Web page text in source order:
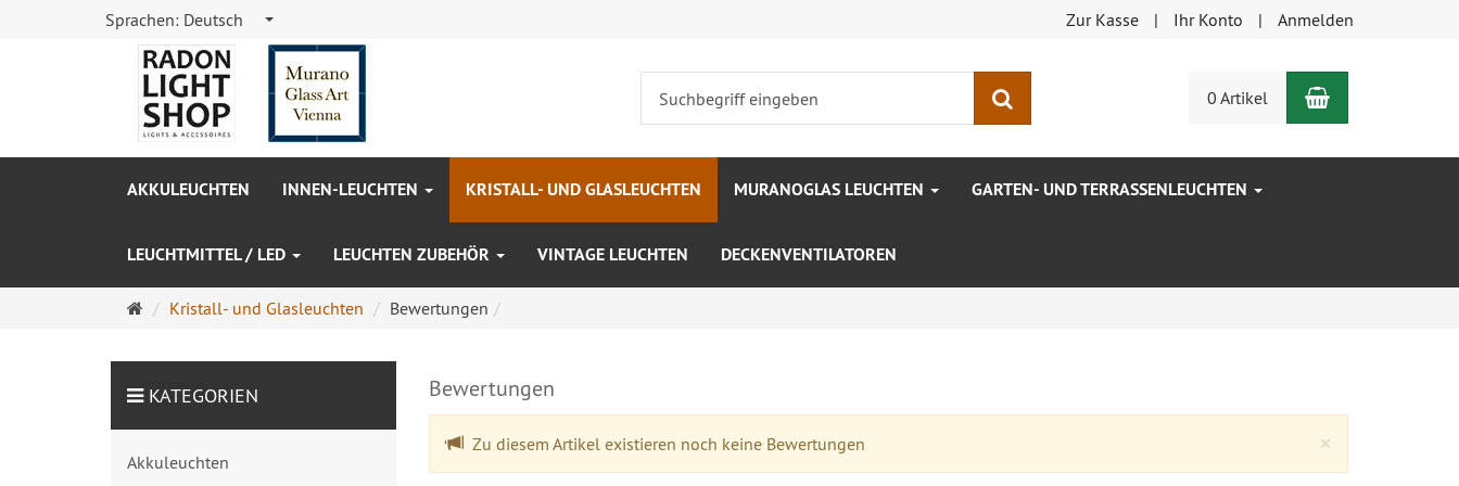
Sprachen: Deutsch Zur Kasse Ihr Konto Anmelden
0 Artikel Warenkorb
AKKULEUCHTEN INNEN-LEUCHTEN KRISTALL- UND GLASLEUCHTEN MURANOGLAS LEUCHTEN GARTEN- UND TERRASSENLEUCHTEN
LEUCHTMITTEL / LED LEUCHTEN ZUBEHÖR VINTAGE LEUCHTEN DECKENVENTILATOREN
Startseite
Kristall- und Glasleuchten Bewertungen
Bewertungen
×
Zu diesem Artikel existieren noch keine Bewertungen
KATEGORIEN
Akkuleuchten